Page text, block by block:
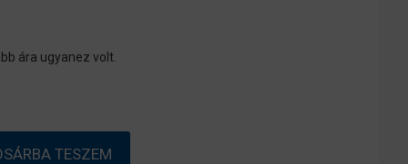
ára ugyanez volt.
TESZEM